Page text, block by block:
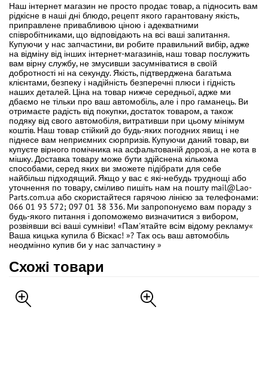
Наш інтернет магазин не просто продає товар, а підносить вам
рідкісне в наші дні блюдо, рецепт якого гарантовану якість,
приправлене привабливою ціною і адекватними
співробітниками, що відповідають на всі ваші запитання.
Купуючи у нас запчастини, ви робите правильний вибір, адже
на відміну від інших інтернет-магазинів, наш товар послужить
вам вірну службу, не змусивши засумніватися в своїй
добротності ні на секунду. Якість, підтверджена багатьма
клієнтами, безпеку і надійність безперечні плюси і гідність
наших деталей. Ціна на товар нижче середньої, адже ми
дбаємо не тільки про ваш автомобіль, але і про гаманець. Ви
отримаєте радість від покупки, достаток товаром, а також
подяку від свого автомобіля, витративши при цьому мінімум
коштів. Наш товар стійкий до будь-яких погодних явищ і не
піднесе вам неприємних сюрпризів. Купуючи даний товар, ви
купуєте вірного помічника на асфальтованій дорозі, а не кота в
мішку. Доставка товару може бути здійснена кількома
способами, серед яких ви зможете підібрати для себе
найбільш підходящий. Якщо у вас є які-небудь труднощі або
уточнення по товару, сміливо пишіть нам на пошту mail@Lao-
Parts.com.ua або скористайтеся гарячою лінією за телефонами:
066 01 93 572; 097 01 38 336. Ми запропонуємо вам пораду з
будь-якого питання і допоможемо визначитися з вибором,
розвіявши всі ваші сумніви! «Пам'ятайте всім відому рекламу«
Ваша кицька купила б Віскас! »? Так ось ваш автомобіль
неодмінно купив би у нас запчастину »
Схожі товари